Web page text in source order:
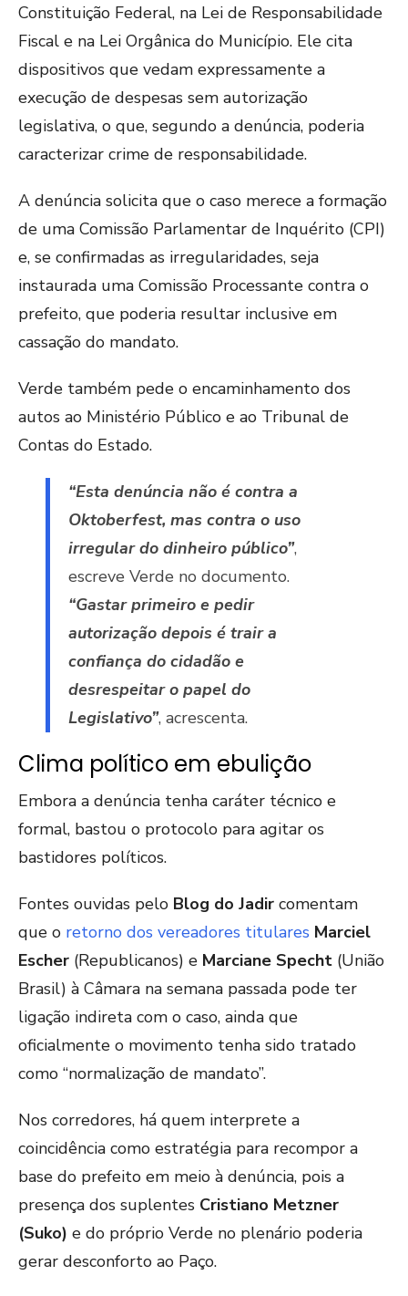
Constituição Federal, na Lei de Responsabilidade
Fiscal e na Lei Orgânica do Município. Ele cita
dispositivos que vedam expressamente a
execução de despesas sem autorização
legislativa, o que, segundo a denúncia, poderia
caracterizar crime de responsabilidade.
A denúncia solicita que o caso merece a formação
de uma Comissão Parlamentar de Inquérito (CPI)
e, se confirmadas as irregularidades, seja
instaurada uma Comissão Processante contra o
prefeito, que poderia resultar inclusive em
cassação do mandato.
Verde também pede o encaminhamento dos
autos ao Ministério Público e ao Tribunal de
Contas do Estado.
“Esta denúncia não é contra a
Oktoberfest, mas contra o uso
irregular do dinheiro público”,
escreve Verde no documento.
“Gastar primeiro e pedir
autorização depois é trair a
confiança do cidadão e
desrespeitar o papel do
Legislativo”, acrescenta.
Clima político em ebulição
Embora a denúncia tenha caráter técnico e
formal, bastou o protocolo para agitar os
bastidores políticos.
Fontes ouvidas pelo Blog do Jadir comentam
que o retorno dos vereadores titulares Marciel
Escher (Republicanos) e Marciane Specht (União
Brasil) à Câmara na semana passada pode ter
ligação indireta com o caso, ainda que
oficialmente o movimento tenha sido tratado
como “normalização de mandato”.
Nos corredores, há quem interprete a
coincidência como estratégia para recompor a
base do prefeito em meio à denúncia, pois a
presença dos suplentes Cristiano Metzner
(Suko) e do próprio Verde no plenário poderia
gerar desconforto ao Paço.